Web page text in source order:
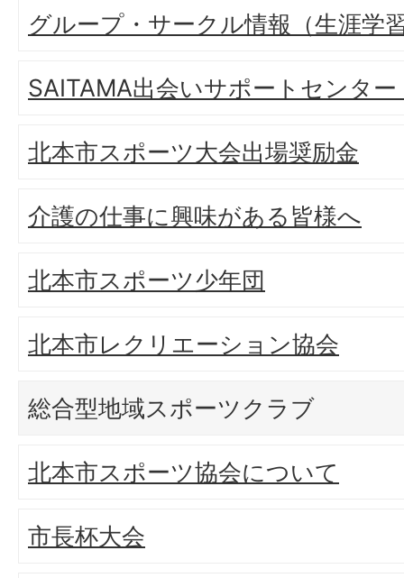
グループ・サークル情報（生涯学
SAITAMA出会いサポートセンタ
北本市スポーツ大会出場奨励金
介護の仕事に興味がある皆様へ
北本市スポーツ少年団
北本市レクリエーション協会
総合型地域スポーツクラブ
北本市スポーツ協会について
市長杯大会